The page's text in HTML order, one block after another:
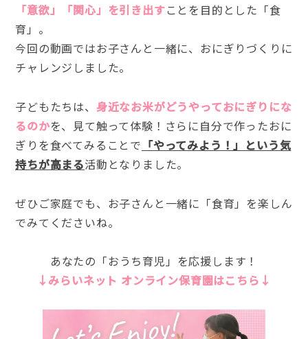
「意欲」「関心」を引き出すことを目的とした「食
育」。
今回の動画ではお子さんと一緒に、おにぎりづくりに
チャレンジしました。
子どもたちは、 身近なお米がどうやっておにぎりにな
るのかを、見て触って体験！さらに自分で作ったおに
ぎりを食べてみることで 「やってみよう！」という気
持ちが高まる活動となりました。
ぜひご家庭でも、お子さんと一緒に「食育」を楽しん
でみてくださいね。
あなたの「おうち育児」を応援します！
↓みらいネット オンライン保育園はこちら↓